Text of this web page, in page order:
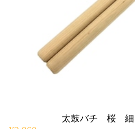
太鼓バチ 桜